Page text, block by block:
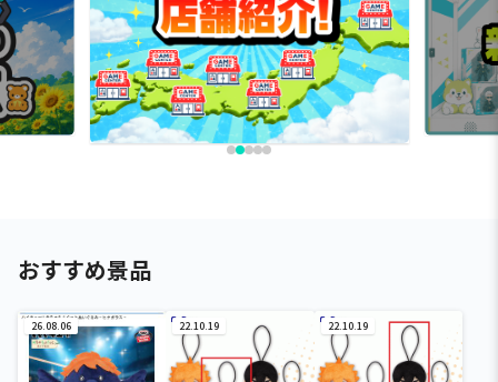
おすすめ景品
26.08.06 22.10.19 22.10.19